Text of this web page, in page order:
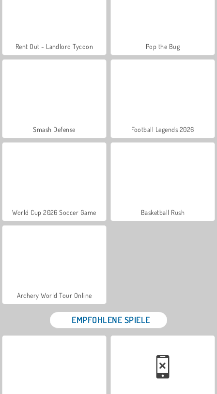
Rent Out - Landlord Tycoon Pop the Bug
Smash Defense Football Legends 2026
World Cup 2026 Soccer Game Basketball Rush
Archery World Tour Online
EMPFOHLENE SPIELE